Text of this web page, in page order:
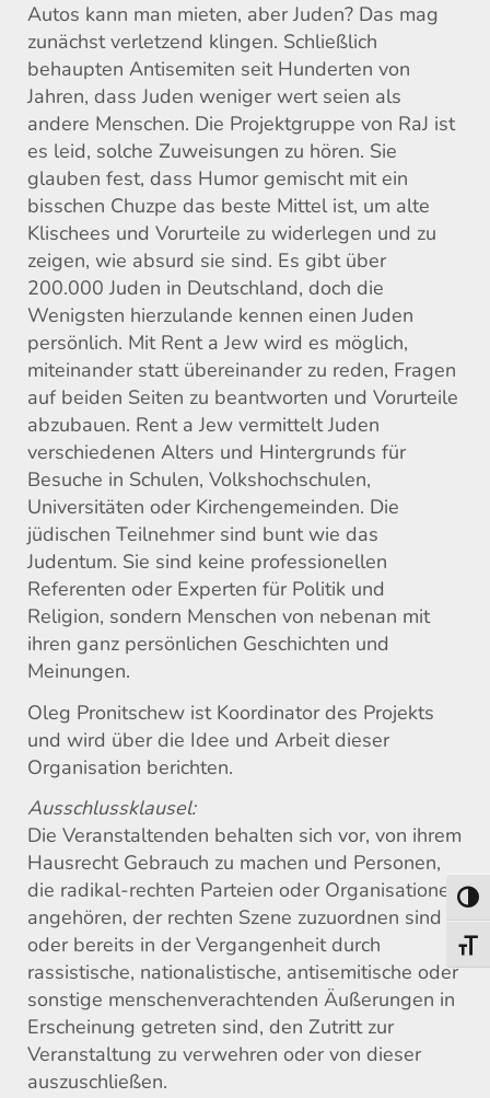
Autos kann man mieten, aber Juden? Das mag
zunächst verletzend klingen. Schließlich
behaupten Antisemiten seit Hunderten von
Jahren, dass Juden weniger wert seien als
andere Menschen. Die Projektgruppe von RaJ ist
es leid, solche Zuweisungen zu hören. Sie
glauben fest, dass Humor gemischt mit ein
bisschen Chuzpe das beste Mittel ist, um alte
Klischees und Vorurteile zu widerlegen und zu
zeigen, wie absurd sie sind. Es gibt über
200.000 Juden in Deutschland, doch die
Wenigsten hierzulande kennen einen Juden
persönlich. Mit Rent a Jew wird es möglich,
miteinander statt übereinander zu reden, Fragen
auf beiden Seiten zu beantworten und Vorurteile
abzubauen. Rent a Jew vermittelt Juden
verschiedenen Alters und Hintergrunds für
Besuche in Schulen, Volkshochschulen,
Universitäten oder Kirchengemeinden. Die
jüdischen Teilnehmer sind bunt wie das
Judentum. Sie sind keine professionellen
Referenten oder Experten für Politik und
Religion, sondern Menschen von nebenan mit
ihren ganz persönlichen Geschichten und
Meinungen.
Oleg Pronitschew ist Koordinator des Projekts
und wird über die Idee und Arbeit dieser
Organisation berichten.
Ausschlussklausel:
Die Veranstaltenden behalten sich vor, von ihrem
Hausrecht Gebrauch zu machen und Personen,
die radikal-rechten Parteien oder Organisationen
angehören, der rechten Szene zuzuordnen sind
oder bereits in der Vergangenheit durch
rassistische, nationalistische, antisemitische oder
sonstige menschenverachtenden Äußerungen in
Erscheinung getreten sind, den Zutritt zur
Veranstaltung zu verwehren oder von dieser
auszuschließen.